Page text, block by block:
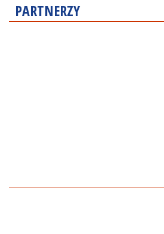
PARTNERZY